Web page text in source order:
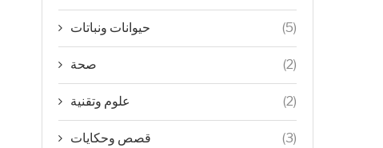
حيوانات ونباتات (5)
صحة (2)
علوم وتقنية (2)
قصص وحكايات (3)